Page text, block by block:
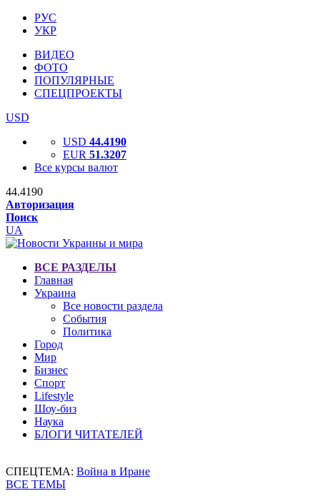
РУС
УКР
ВИДЕО
ФОТО
ПОПУЛЯРНЫЕ
СПЕЦПРОЕКТЫ
USD
USD 44.4190
EUR 51.3207
Все курсы валют
44.4190
Авторизация
Поиск
UA
ВСЕ РАЗДЕЛЫ
Главная
Украина
Все новости раздела
События
Политика
Город
Мир
Бизнес
Спорт
Lifestyle
Шоу-биз
Наука
БЛОГИ ЧИТАТЕЛЕЙ
СПЕЦТЕМА: Война в Иране
ВСЕ ТЕМЫ